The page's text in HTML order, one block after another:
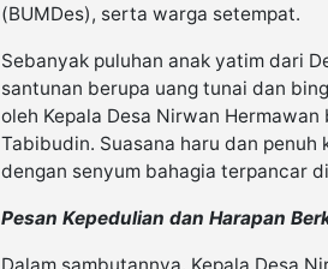
(BUMDes), serta warga setempat.
Sebanyak puluhan anak yatim dari
santunan berupa uang tunai dan
oleh Kepala Desa Nirwan
Tabibudin. Suasana haru dan
dengan senyum bahagia terpancar
Pesan Kepedulian dan Harapan
Dalam sambutannya, Kepala Desa